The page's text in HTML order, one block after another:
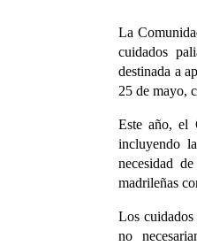
La
cuidados
destinada a
25 de mayo,
Este año, el
incluyendo
necesidad
madrileñas
Los cuidados
no